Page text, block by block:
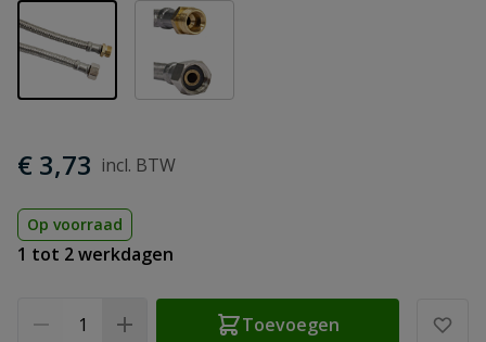
View larger imageView larger image
€ 3,73
Op voorraad
1 tot 2 werkdagen
Toevoegen